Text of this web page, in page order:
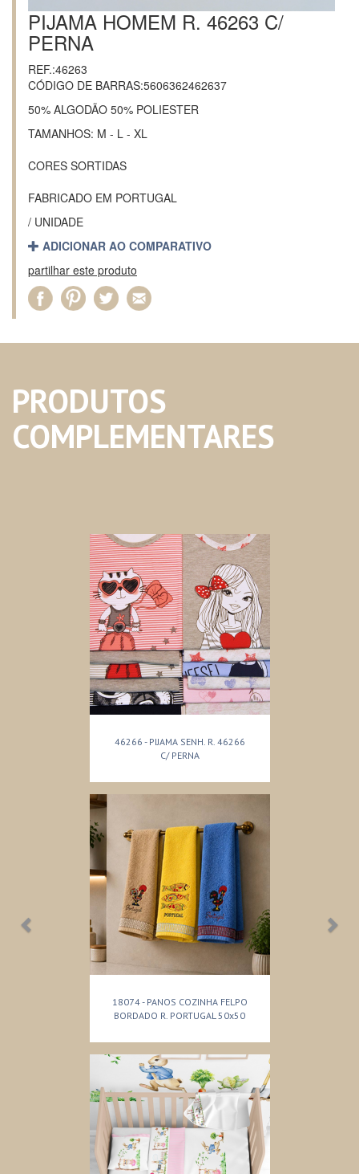
PIJAMA HOMEM R. 46263 C/
PERNA
REF.:46263
CÓDIGO DE BARRAS:5606362462637
50% ALGODÃO 50% POLIESTER
TAMANHOS: M - L - XL
CORES SORTIDAS
FABRICADO EM PORTUGAL
/ UNIDADE
ADICIONAR AO COMPARATIVO
partilhar este produto
PRODUTOS
COMPLEMENTARES
46266 - PIJAMA SENH. R. 46266
C/ PERNA
18074 - PANOS COZINHA FELPO
BORDADO R. PORTUGAL 50x50